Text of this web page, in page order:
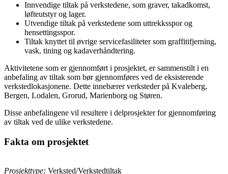
Innvendige tiltak på verkstedene, som graver, takadkomst,
løfteutstyr og lager.
Utvendige tiltak på verkstedene som uttrekksspor og
hensettingsspor.
Tiltak knyttet til øvrige servicefasiliteter som graffitifjerning,
vask, tining og kadaverhåndtering.
Aktivitetene som er gjennomført i prosjektet, er sammenstilt i en
anbefaling av tiltak som bør gjennomføres ved de eksisterende
verkstedlokasjonene. Dette innebærer verksteder på Kvaleberg,
Bergen, Lodalen, Grorud, Marienborg og Støren.
Disse anbefalingene vil resultere i delprosjekter for gjennomføring
av tiltak ved de ulike verkstedene.
Fakta om prosjektet
Prosjekttype: Verksted/Verkstedtiltak